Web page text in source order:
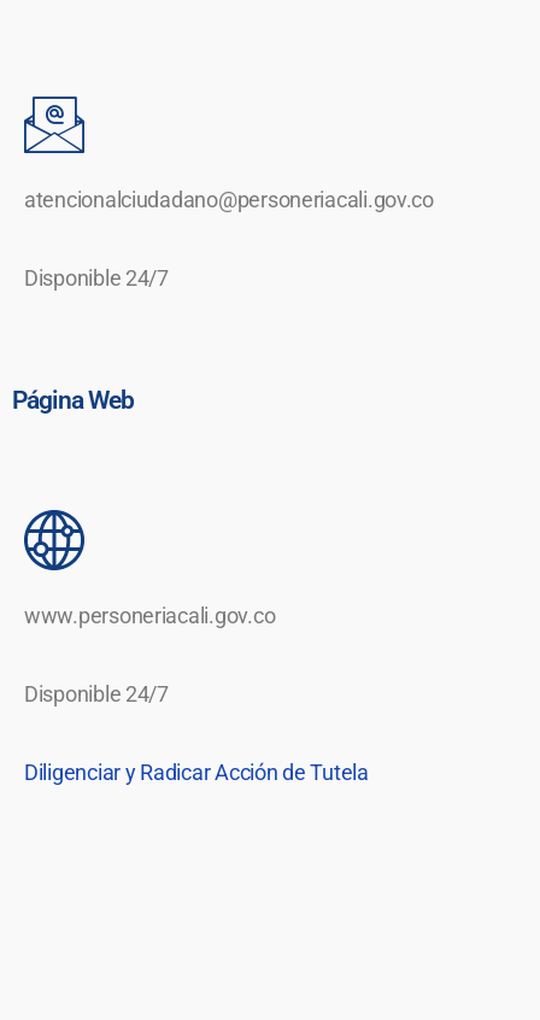
atencionalciudadano@personeriacali.gov.co
Disponible 24/7
Página Web
www.personeriacali.gov.co
Disponible 24/7
Diligenciar y Radicar Acción de Tutela